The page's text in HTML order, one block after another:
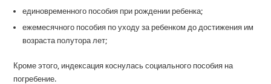
единовременного пособия при рождении ребенка;
ежемесячного пособия по уходу за ребенком до достижения им
возраста полутора лет;
Кроме этого, индексация коснулась социального пособия на
погребение.